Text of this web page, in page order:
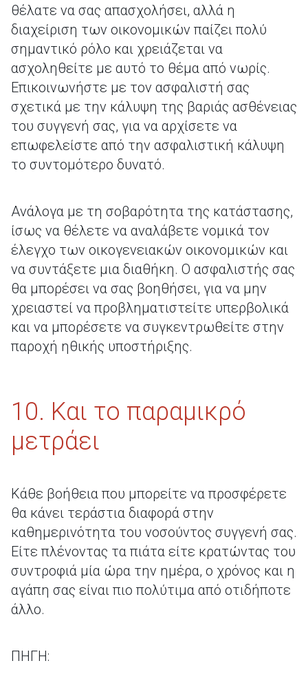
θέλατε να σας απασχολήσει, αλλά η
διαχείριση των οικονομικών παίζει πολύ
σημαντικό ρόλο και χρειάζεται να
ασχοληθείτε με αυτό το θέμα από νωρίς.
Επικοινωνήστε με τον ασφαλιστή σας
σχετικά με την κάλυψη της βαριάς ασθένειας
του συγγενή σας, για να αρχίσετε να
επωφελείστε από την ασφαλιστική κάλυψη
το συντομότερο δυνατό.
Ανάλογα με τη σοβαρότητα της κατάστασης,
ίσως να θέλετε να αναλάβετε νομικά τον
έλεγχο των οικογενειακών οικονομικών και
να συντάξετε μια διαθήκη. Ο ασφαλιστής σας
θα μπορέσει να σας βοηθήσει, για να μην
χρειαστεί να προβληματιστείτε υπερβολικά
και να μπορέσετε να συγκεντρωθείτε στην
παροχή ηθικής υποστήριξης.
10. Και το παραμικρό
μετράει
Κάθε βοήθεια που μπορείτε να προσφέρετε
θα κάνει τεράστια διαφορά στην
καθημερινότητα του νοσούντος συγγενή σας.
Είτε πλένοντας τα πιάτα είτε κρατώντας του
συντροφιά μία ώρα την ημέρα, ο χρόνος και η
αγάπη σας είναι πιο πολύτιμα από οτιδήποτε
άλλο.
ΠΗΓΗ: